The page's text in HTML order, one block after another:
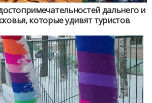
дальнего и
которые удивят туристов